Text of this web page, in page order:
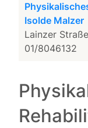
Isolde Malzer
Lainzer
01/8046132